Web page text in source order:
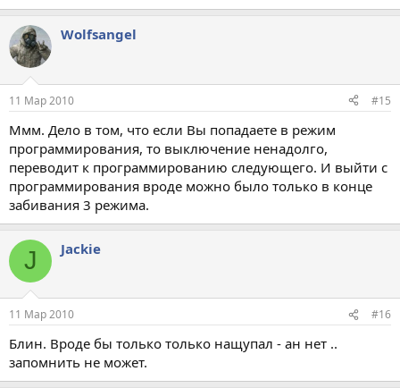
Wolfsangel
11 Мар 2010 #15
Ммм. Дело в том, что если Вы попадаете в режим
программирования, то выключение ненадолго,
переводит к программированию следующего. И выйти с
программирования вроде можно было только в конце
забивания 3 режима.
J Jackie
11 Мар 2010 #16
Блин. Вроде бы только только нащупал - ан нет ..
запомнить не может.